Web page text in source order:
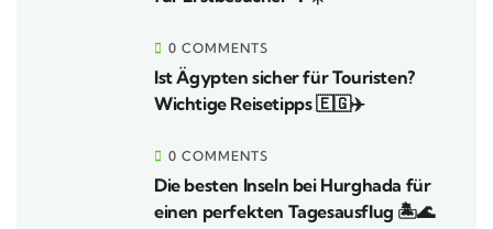
0 COMMENTS
Ist Ägypten sicher für Touristen?
Wichtige Reisetipps 🇪🇬✈️
0 COMMENTS
Die besten Inseln bei Hurghada für
einen perfekten Tagesausflug 🏝️🌊